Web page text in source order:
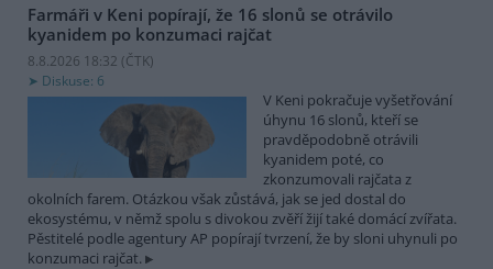
Farmáři v Keni popírají, že 16 slonů se otrávilo
kyanidem po konzumaci rajčat
8.8.2026 18:32 (ČTK)
Diskuse: 6
V Keni pokračuje vyšetřování
úhynu 16 slonů, kteří se
pravděpodobně otrávili
kyanidem poté, co
zkonzumovali rajčata z
okolních farem. Otázkou však zůstává, jak se jed dostal do
ekosystému, v němž spolu s divokou zvěří žijí také domácí zvířata.
Pěstitelé podle agentury AP popírají tvrzení, že by sloni uhynuli po
konzumaci rajčat.